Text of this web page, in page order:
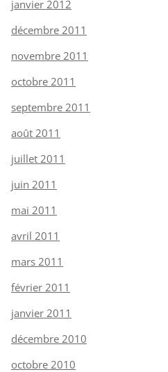
janvier 2012
décembre 2011
novembre 2011
octobre 2011
septembre 2011
août 2011
juillet 2011
juin 2011
mai 2011
avril 2011
mars 2011
février 2011
janvier 2011
décembre 2010
octobre 2010